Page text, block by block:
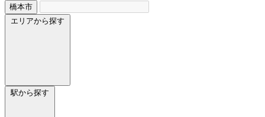
橋本市
エリアから探す
駅から探す